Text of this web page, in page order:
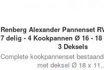
Renberg Alexander Pannenset
7 delig - 4 Kookpannen Ø 16 - 18
3 Deksels
Complete kookpannenset
met deksel Ø 18 x